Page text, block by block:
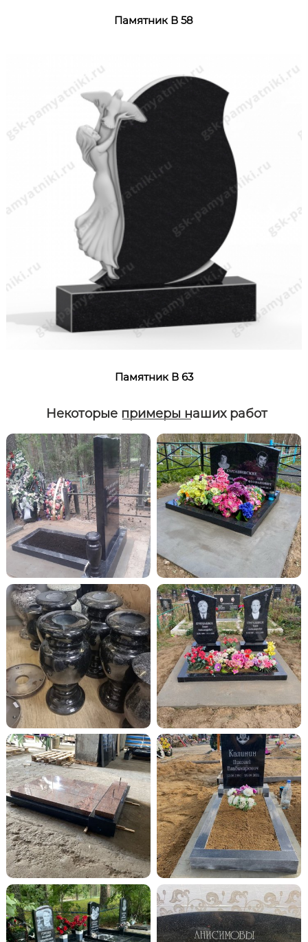
Памятник В 58
Памятник В 63
Некоторые примеры наших работ